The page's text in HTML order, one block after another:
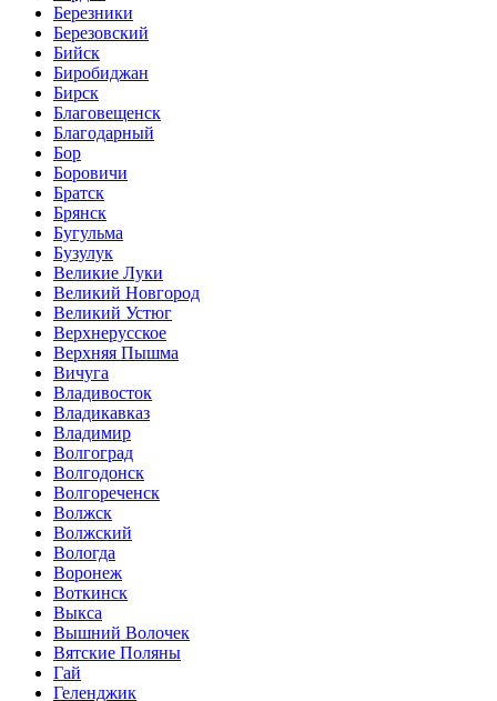
Березники
Березовский
Бийск
Биробиджан
Бирск
Благовещенск
Благодарный
Бор
Боровичи
Братск
Брянск
Бугульма
Бузулук
Великие Луки
Великий Новгород
Великий Устюг
Верхнерусское
Верхняя Пышма
Вичуга
Владивосток
Владикавказ
Владимир
Волгоград
Волгодонск
Волгореченск
Волжск
Волжский
Вологда
Воронеж
Воткинск
Выкса
Вышний Волочек
Вятские Поляны
Гай
Геленджик